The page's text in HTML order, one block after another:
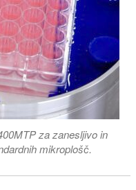
za zanesljivo in
mikroplošč.